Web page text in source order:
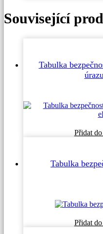
Související
Tabulka
Přidat
Tabulka
Přidat